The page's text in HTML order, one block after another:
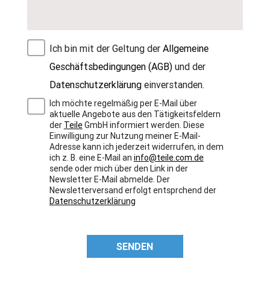
Ich bin mit der Geltung der Allgemeine
Geschäftsbedingungen (AGB)und der
Datenschutzerklärungeinverstanden.
Ich möchte regelmäßig per E-Mail über
aktuelle Angebote aus den Tätigkeitsfeldern
der TeileGmbH informiert werden. Diese
Einwilligung zur Nutzung meiner E-Mail-
Adresse kann ich jederzeit widerrufen, in dem
ich z. B. eine E-Mail an info@teile.com.de
sende oder mich über den Link in der
Newsletter E-Mail abmelde. Der
Newsletterversand erfolgt entsprchend der
Datenschutzerklärung
SENDEN